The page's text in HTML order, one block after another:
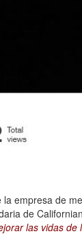
empresa de
de
las vidas